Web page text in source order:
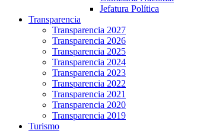
Jefatura Política
Transparencia
Transparencia 2027
Transparencia 2026
Transparencia 2025
Transparencia 2024
Transparencia 2023
Transparencia 2022
Transparencia 2021
Transparencia 2020
Transparencia 2019
Turismo